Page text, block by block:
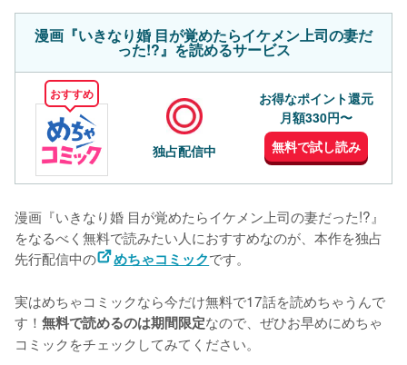
漫画『いきなり婚 目が覚めたらイケメン上司の妻だ
った!?』を読めるサービス
おすすめ
独占配信中
お得なポイント還元
月額330円〜
無料で試し読み
漫画『いきなり婚 目が覚めたらイケメン上司の妻だった!?』
をなるべく無料で読みたい人におすすめなのが、本作を独占
先行配信中の
めちゃコミックです。
実はめちゃコミックなら今だけ無料で17話を読めちゃうんで
す！ 無料で読めるのは期間限定なので、ぜひお早めにめちゃ
コミックをチェックしてみてください。